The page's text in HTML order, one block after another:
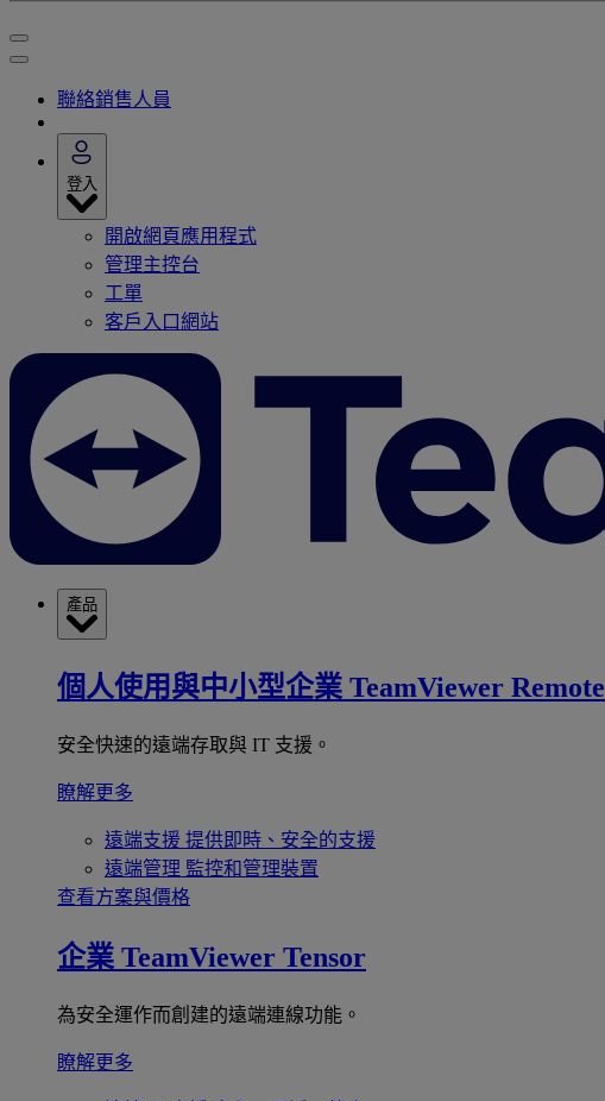
聯絡銷售人員
登入
開啟網頁應用程式
管理主控台
工單
客戶入口網站
產品
個人使用與中小型企業 TeamViewer Remote
安全快速的遠端存取與 IT 支援。
瞭解更多
遠端支援 提供即時、安全的支援
遠端管理 監控和管理裝置
查看方案與價格
企業 TeamViewer Tensor
為安全運作而創建的遠端連線功能。
瞭解更多